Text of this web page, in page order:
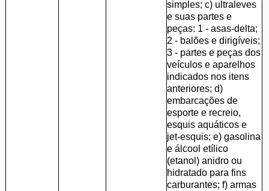
simples; c) ultraleves
e suas partes e
peças: 1 - asas-delta;
2 - balões e dirigíveis;
3 - partes e peças dos
veículos e aparelhos
indicados nos itens
anteriores; d)
embarcações de
esporte e recreio,
esquis aquáticos e
jet-esquis; e) gasolina
e álcool etílico
(etanol) anidro ou
hidratado para fins
carburantes; f) armas